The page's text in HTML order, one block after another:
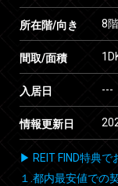
所在階/向き 8
間取/面積
入居日 ---
情報更新日
▶ REIT FIND特典で
１.都内最安値での